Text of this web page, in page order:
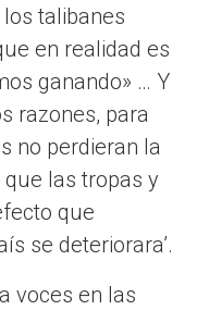
talibanes
en realidad es
ganando» … Y
razones, para
no perdieran la
las tropas y
que
se deteriorara’.
voces en las